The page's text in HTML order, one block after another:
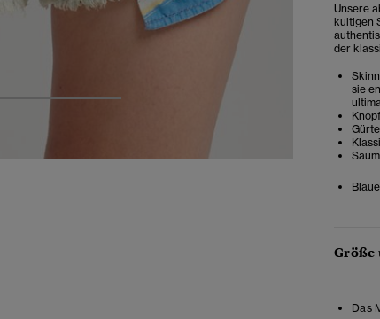
Unsere
kultigen
der
sie
Größe
Das